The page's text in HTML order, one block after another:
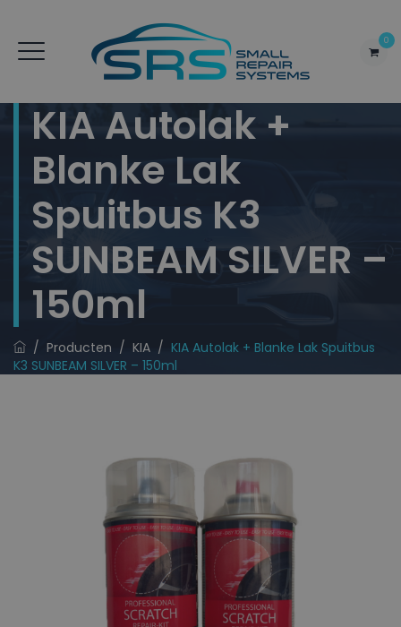
0
KIA Autolak +
Blanke Lak
Spuitbus K3
SUNBEAM SILVER –
150ml
/ Producten / KIA / KIA Autolak + Blanke Lak Spuitbus
K3 SUNBEAM SILVER – 150ml